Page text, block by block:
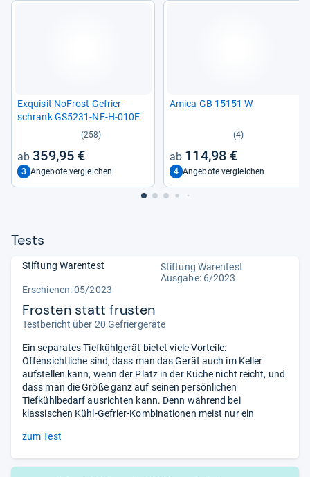
Exqui­sit NoFrost Gefrier­
schrank GS5231-​NF-​H-​010E
(258)
359,95 €
3 Angebote vergleichen
Amica GB 15151 W
(4)
114,98 €
4 Angebote vergleichen
Tests
Stiftung Warentest
Stiftung Warentest
Ausgabe: 6/2023
Erschienen: 05/2023
Frosten statt frusten
Testbericht über 20 Gefriergeräte
Ein separates Tiefkühlgerät bietet viele Vorteile:
Offensichtliche sind, dass man das Gerät auch im Keller
aufstellen kann, wenn der Platz in der Küche nicht reicht, und
dass man die Größe ganz auf seinen persönlichen
Tiefkühlbedarf ausrichten kann. Denn während bei
klassischen Kühl-Gefrier-Kombinationen meist nur ein
zum Test